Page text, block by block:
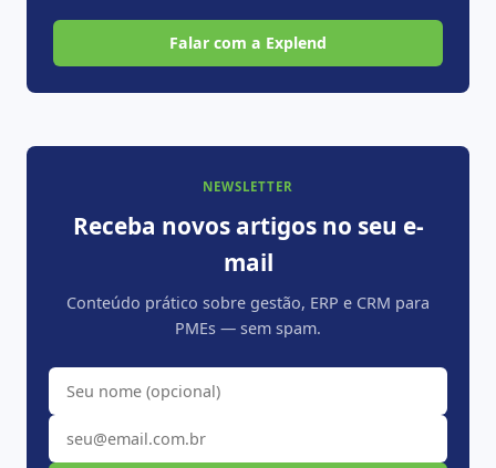
Falar com a Explend
NEWSLETTER
Receba novos artigos no seu e-
mail
Conteúdo prático sobre gestão, ERP e CRM para
PMEs — sem spam.